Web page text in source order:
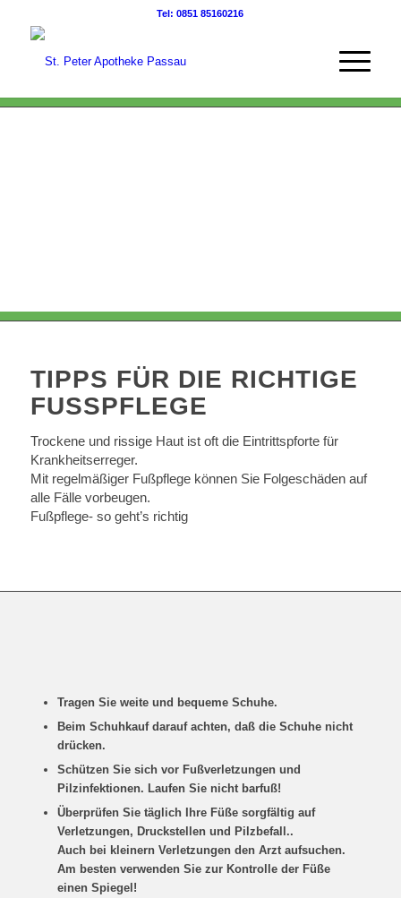
Tel: 0851 85160216
TIPPS FÜR DIE RICHTIGE
FUSSPFLEGE
Trockene und rissige Haut ist oft die Eintrittspforte für
Krankheitserreger.
Mit regelmäßiger Fußpflege können Sie Folgeschäden auf
alle Fälle vorbeugen.
Fußpflege- so geht’s richtig
Tragen Sie weite und bequeme Schuhe.
Beim Schuhkauf darauf achten, daß die Schuhe nicht
drücken.
Schützen Sie sich vor Fußverletzungen und
Pilzinfektionen. Laufen Sie nicht barfuß!
Überprüfen Sie täglich Ihre Füße sorgfältig auf
Verletzungen, Druckstellen und Pilzbefall..
Auch bei kleinern Verletzungen den Arzt aufsuchen.
Am besten verwenden Sie zur Kontrolle der Füße
einen Spiegel!